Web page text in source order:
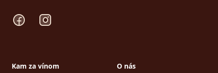
FacebookInstagram
Kam za vínom O nás